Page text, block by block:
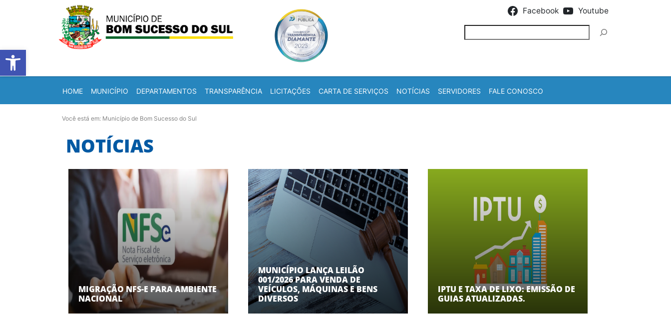
Barra de Ferramentas Aberta
Facebook Youtube
HOME MUNICÍPIO DEPARTAMENTOS TRANSPARÊNCIA LICITAÇÕES CARTA DE SERVIÇOS NOTÍCIAS SERVIDORES FALE CONOSCO
Você está em: Município de Bom Sucesso do Sul
NOTÍCIAS
MIGRAÇÃO NFS-E PARA AMBIENTE
NACIONAL
MUNICÍPIO LANÇA LEILÃO
001/2026 PARA VENDA DE
VEÍCULOS, MÁQUINAS E BENS
DIVERSOS
IPTU E TAXA DE LIXO: EMISSÃO DE
GUIAS ATUALIZADAS.